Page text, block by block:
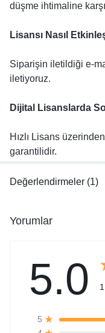
düşme ihtimaline
Lisansı Nasıl
Siparişin iletildiği e-
iletiyoruz.
Dijital Lisanslarda
Hızlı Lisans
garantilidir.
Değerlendirmeler (1)
Yorumlar
5.0
5